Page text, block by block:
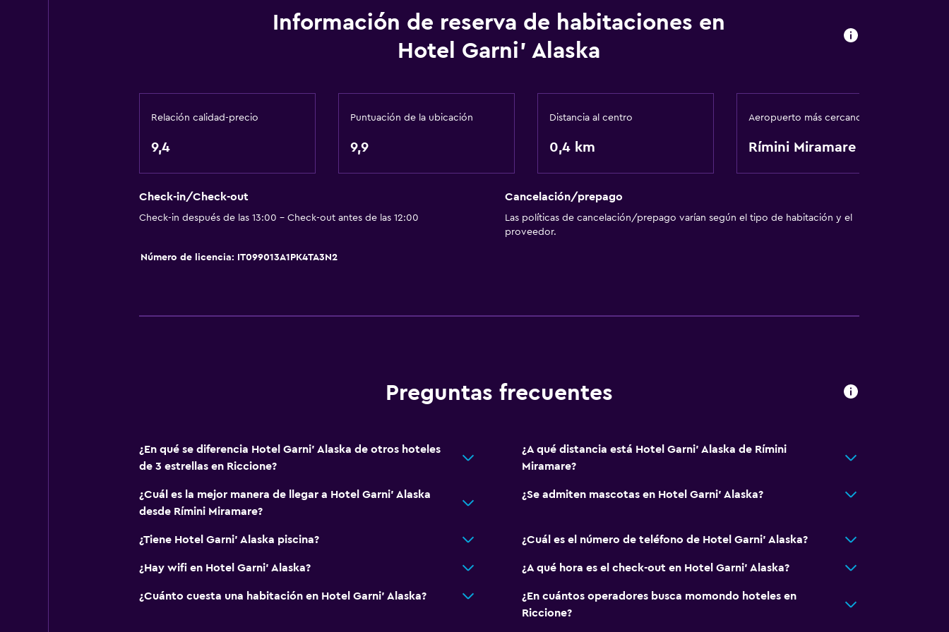
Servicios y facilidades
Servicio de despertador
Caja fuerte
Zona de trabajo
Fax/fotocopiadora
Estacionamiento y transporte
Estacionamiento gratuito
Sistema de entretenimiento
TV de pantalla plana
Aire libre
Terraza
Información de reserva de habitaciones en
Hotel Garni' Alaska
Relación calidad-precio
9,4
Puntuación de la ubicación
9,9
Distancia al centro
0,4 km
Aeropuerto más cercano
Rímini Miramare
Check-in/Check-out
Check-in después de las 13:00 - Check-out antes de las 12:00
Cancelación/prepago
Las políticas de cancelación/prepago varían según el tipo de habitación y el
proveedor.
Número de licencia: IT099013A1PK4TA3N2
Preguntas frecuentes
¿En qué se diferencia Hotel Garni' Alaska de otros hoteles
de 3 estrellas en Riccione?
¿A qué distancia está Hotel Garni' Alaska de Rímini
Miramare?
¿Cuál es la mejor manera de llegar a Hotel Garni' Alaska
desde Rímini Miramare?
¿Se admiten mascotas en Hotel Garni' Alaska?
¿Tiene Hotel Garni' Alaska piscina? ¿Cuál es el número de teléfono de Hotel Garni' Alaska?
¿Hay wifi en Hotel Garni' Alaska? ¿A qué hora es el check-out en Hotel Garni' Alaska?
¿Cuánto cuesta una habitación en Hotel Garni' Alaska?
¿En cuántos operadores busca momondo hoteles en
Riccione?